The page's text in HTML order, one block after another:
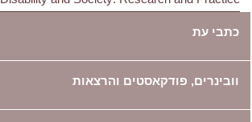
כתבי עת
וובינרים, פודקאסטים והרצאות